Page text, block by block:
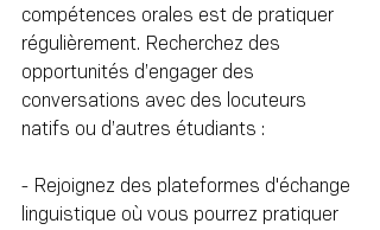
compétences orales est de pratiquer
régulièrement. Recherchez des
opportunités d’engager des
conversations avec des locuteurs
natifs ou d’autres étudiants :
- Rejoignez des plateformes d'échange
linguistique où vous pourrez pratiquer